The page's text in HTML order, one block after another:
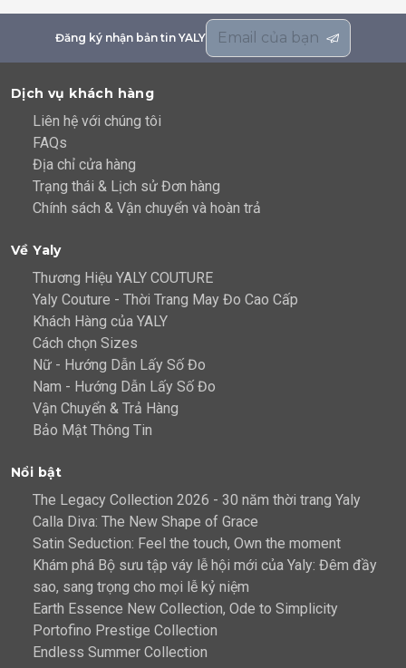
Đăng ký nhận bản tin YALY
Dịch vụ khách hàng
Liên hệ với chúng tôi
FAQs
Địa chỉ cửa hàng
Trạng thái & Lịch sử Đơn hàng
Chính sách & Vận chuyển và hoàn trả
Về Yaly
Thương Hiệu YALY COUTURE
Yaly Couture - Thời Trang May Đo Cao Cấp
Khách Hàng của YALY
Cách chọn Sizes
Nữ - Hướng Dẫn Lấy Số Đo
Nam - Hướng Dẫn Lấy Số Đo
Vận Chuyển & Trả Hàng
Bảo Mật Thông Tin
Nổi bật
The Legacy Collection 2026 - 30 năm thời trang Yaly
Calla Diva: The New Shape of Grace
Satin Seduction: Feel the touch, Own the moment
Khám phá Bộ sưu tập váy lễ hội mới của Yaly: Đêm đầy
sao, sang trọng cho mọi lễ kỷ niệm
Earth Essence New Collection, Ode to Simplicity
Portofino Prestige Collection
Endless Summer Collection